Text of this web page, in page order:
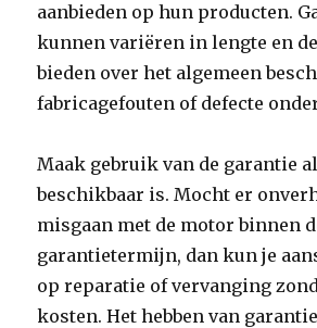
aanbieden op hun producten.
kunnen variëren in lengte en
bieden over het algemeen
fabricagefouten of defecte
Maak gebruik van de garantie
beschikbaar is. Mocht er
misgaan met de motor binnen
garantietermijn, dan kun je
op reparatie of vervanging
kosten. Het hebben van